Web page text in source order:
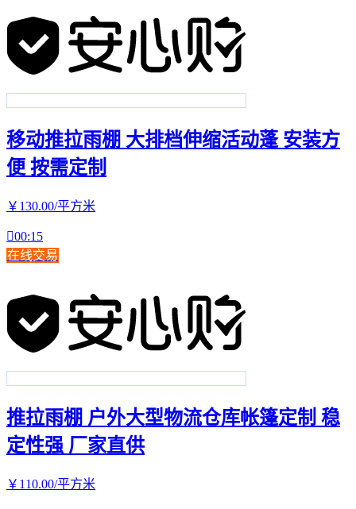
移动推拉雨棚 大排档伸缩活动蓬 安装方
便 按需定制
￥ 130.00/平方米
00:15
在线交易
推拉雨棚 户外大型物流仓库帐篷定制 稳
定性强 厂家直供
￥ 110.00/平方米